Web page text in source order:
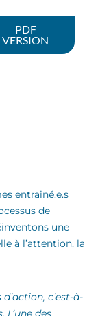
PDF
VERSION
entrainé.e.s
de
une
à l’attention, la
c’est-à-
L’une des